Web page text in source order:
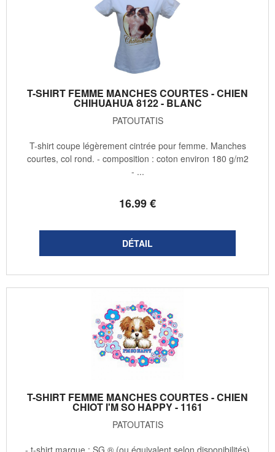
T-SHIRT FEMME MANCHES COURTES - CHIEN
CHIHUAHUA 8122 - BLANC
PATOUTATIS
16.99€
T-shirt coupe légèrement cintrée pour femme. Manches
courtes, col rond. - composition : coton environ 180 g/m2
- ...
T-SHIRT FEMME MANCHES COURTES - CHIEN
CHIOT I'M SO HAPPY - 1161
PATOUTATIS
- t-shirt marque : SG ® (ou équivalent selon disponibilités)